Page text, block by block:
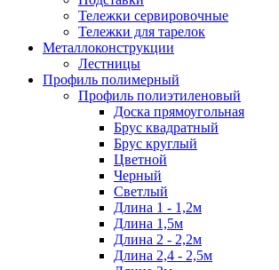
Тележки сервировочные
Тележки для тарелок
Металлоконструкции
Лестницы
Профиль полимерный
Профиль полиэтиленовый
Доска прямоугольная
Брус квадратный
Брус круглый
Цветной
Черный
Светлый
Длина 1 - 1,2м
Длина 1,5м
Длина 2 - 2,2м
Длина 2,4 - 2,5м